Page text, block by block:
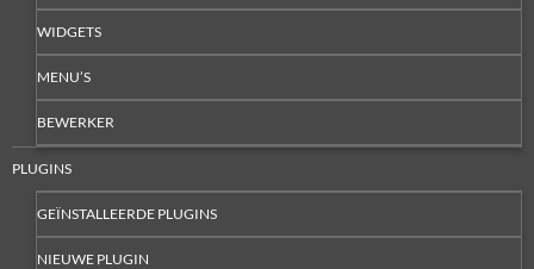
WIDGETS
MENU’S
BEWERKER
PLUGINS
GEÏNSTALLEERDE PLUGINS
NIEUWE PLUGIN